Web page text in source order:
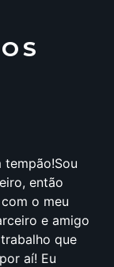
tempão!Sou
então
o meu
e amigo
que
aí! Eu